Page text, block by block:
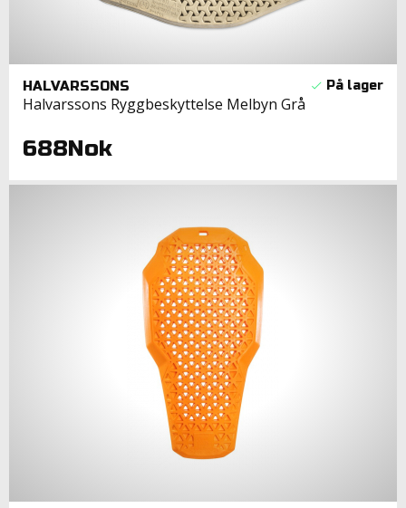
HALVARSSONS
Halvarssons Ryggbeskyttelse Melbyn Grå
688Nok